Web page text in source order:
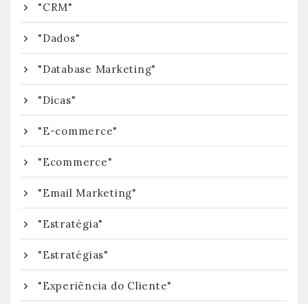
"CRM"
"Dados"
"Database Marketing"
"Dicas"
"E-commerce"
"Ecommerce"
"Email Marketing"
"Estratégia"
"Estratégias"
"Experiência do Cliente"